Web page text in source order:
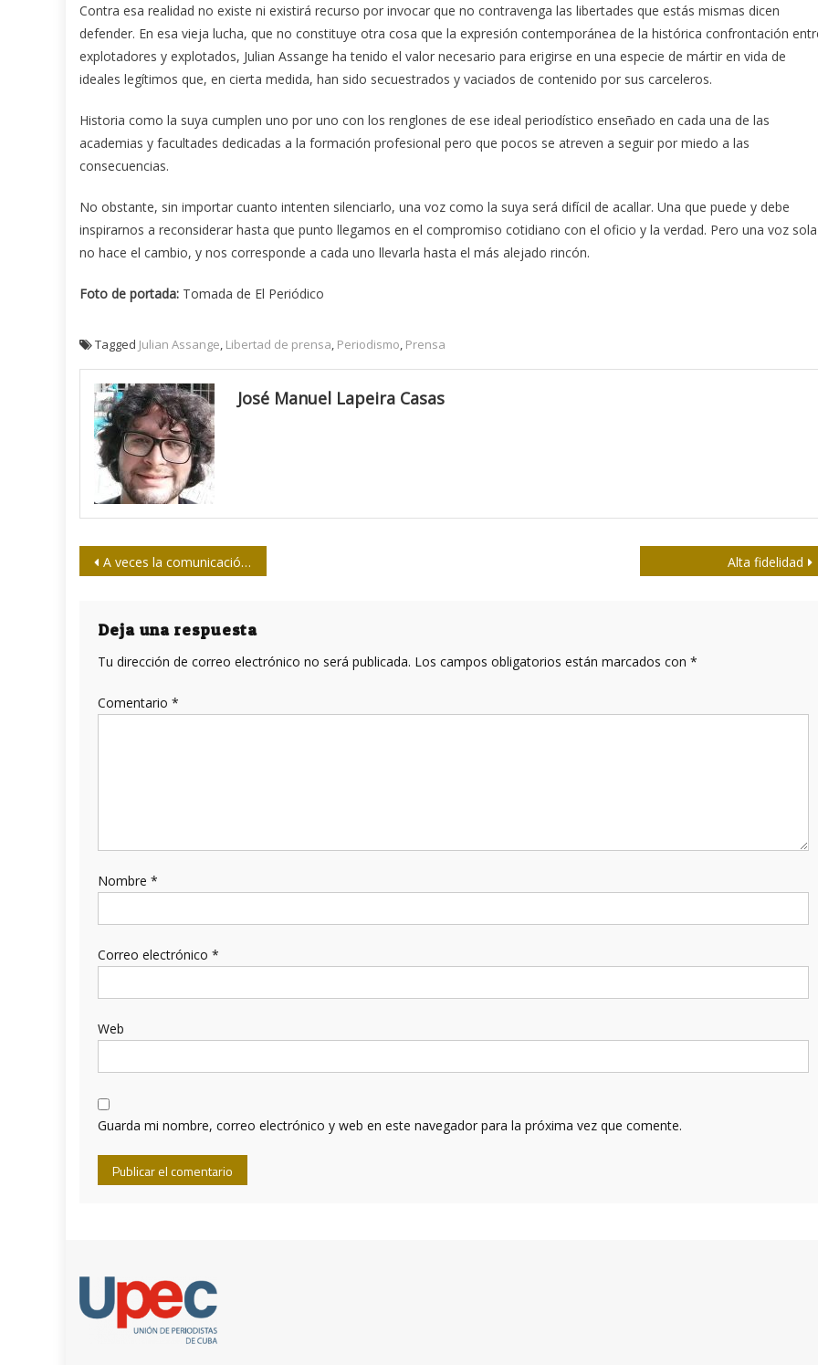
Contra esa realidad no existe ni existirá recurso por invocar que no contravenga las libertades que estás mismas dicen
defender. En esa vieja lucha, que no constituye otra cosa que la expresión contemporánea de la histórica confrontación
explotadores y explotados, Julian Assange ha tenido el valor necesario para erigirse en una especie de mártir en vida de
ideales legítimos que, en cierta medida, han sido secuestrados y vaciados de contenido por sus carceleros.
Historia como la suya cumplen uno por uno con los renglones de ese ideal periodístico enseñado en cada una de las
academias y facultades dedicadas a la formación profesional pero que pocos se atreven a seguir por miedo a las
consecuencias.
No obstante, sin importar cuanto intenten silenciarlo, una voz como la suya será difícil de acallar. Una que puede y debe
inspirarnos a reconsiderar hasta que punto llegamos en el compromiso cotidiano con el oficio y la verdad. Pero una voz sola
no hace el cambio, y nos corresponde a cada uno llevarla hasta el más alejado rincón.
Foto de portada: Tomada de El Periódico
Tagged Julian Assange, Libertad de prensa, Periodismo, Prensa
José Manuel Lapeira Casas
Navegación
entradas
A veces la comunicación (no) es un chiste Alta fidelidad
Deja una respuesta
Tu dirección de correo electrónico no será publicada. Los campos obligatorios están marcados con *
Comentario *
Nombre *
Correo electrónico *
Web
Guarda mi nombre, correo electrónico y web en este navegador para la próxima vez que comente.